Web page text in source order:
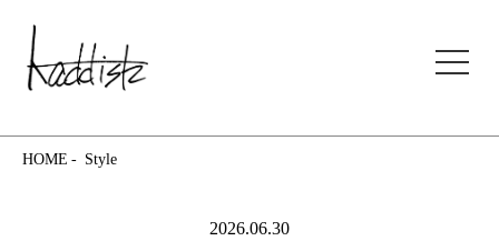
kaddish development store
HOME Style
2026.06.30